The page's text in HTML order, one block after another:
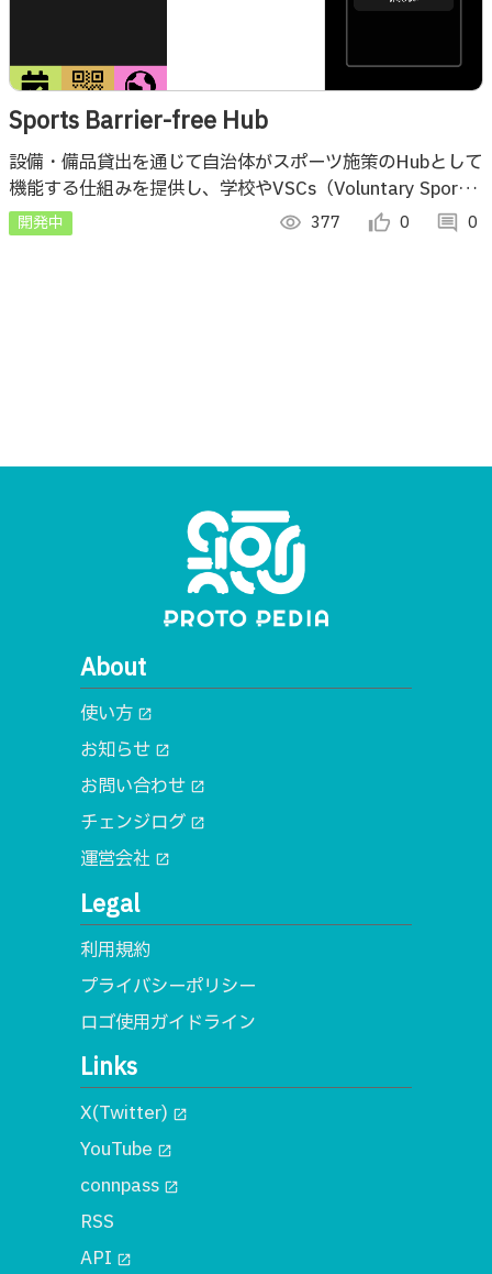
Sports Barrier-free Hub
設備・備品貸出を通じて自治体がスポーツ施策のHubとして
機能する仕組みを提供し、学校やVSCs（Voluntary Sport
Clubs）、NPOの連携を促進することで共生社会を作る手助
けをします。
開発中 visibility 377 thumb_up_alt 0 comment 0
About
使い方 open_in_new
お知らせ open_in_new
お問い合わせ open_in_new
チェンジログ open_in_new
運営会社 open_in_new
Legal
利用規約
プライバシーポリシー
ロゴ使用ガイドライン
Links
X(Twitter) open_in_new
YouTube open_in_new
connpass open_in_new
RSS
API open_in_new